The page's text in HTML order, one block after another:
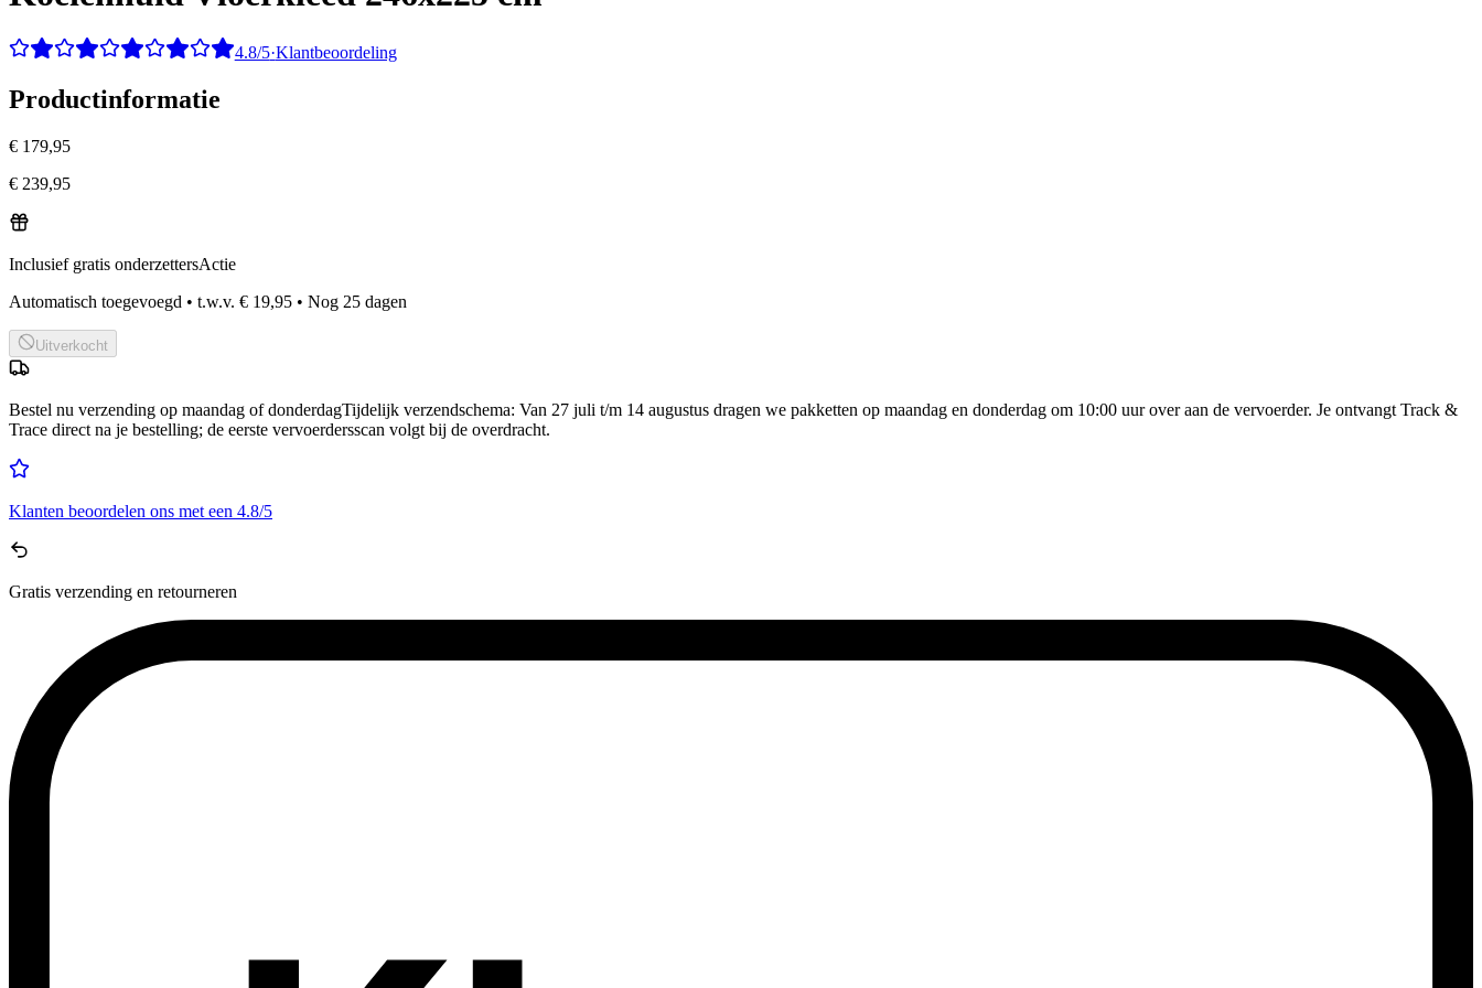
4.8/5·Klantbeoordeling
Productinformatie
€ 179,95
€ 239,95
Inclusief gratis onderzettersActie
Automatisch toegevoegd • t.w.v. € 19,95 • Nog 25 dagen
Uitverkocht
Bestel nu verzending op maandag of donderdagTijdelijk verzendschema: Van 27 juli t/m 14 augustus dragen we pakketten op maandag en donderdag om 10:00 uur over aan de vervoerder. Je ontvangt Track &
Trace direct na je bestelling; de eerste vervoerdersscan volgt bij de overdracht.
Klanten beoordelen ons met een 4.8/5
Gratis verzending en retourneren